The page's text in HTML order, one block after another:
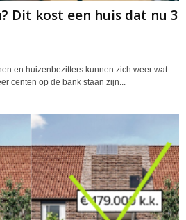
Dit kost een huis dat nu 3
en huizenbezitters kunnen zich weer wat
centen op de bank staan zijn...